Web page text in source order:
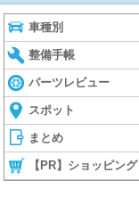
車種別
整備手帳
パーツレビュー
スポット
まとめ
【PR】ショッピング